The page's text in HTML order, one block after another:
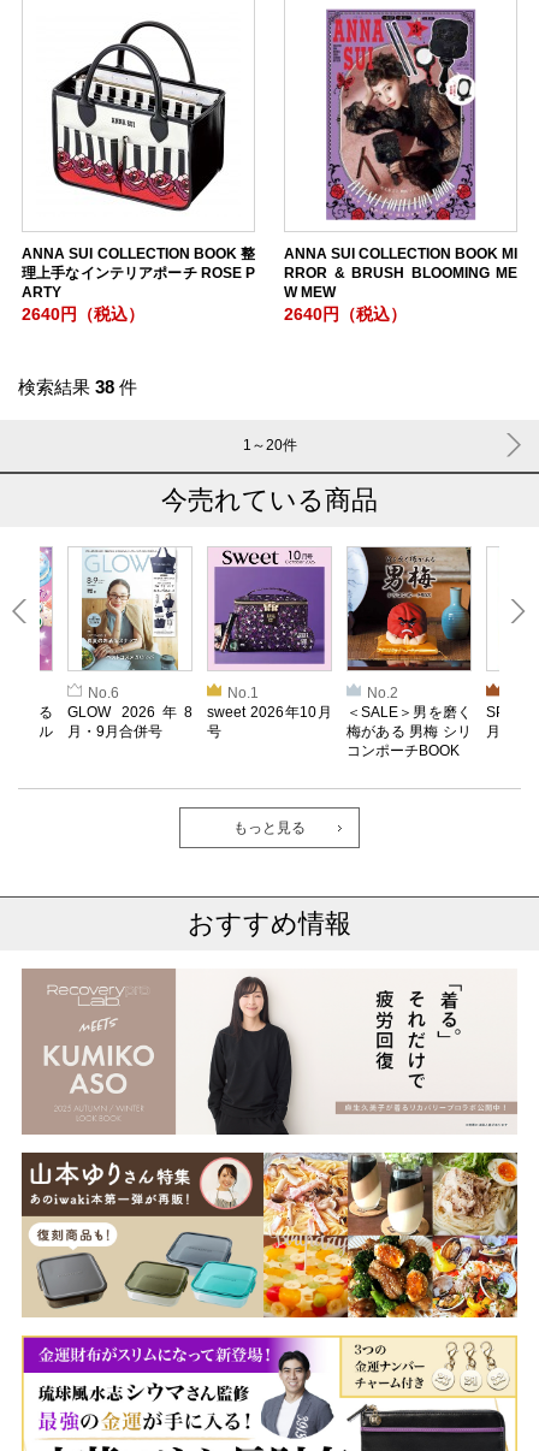
ANNA SUI COLLECTION BOOK 整
理上手なインテリアポーチ ROSE P
ARTY
2640円（税込）
ANNA SUI COLLECTION BOOK MI
RROR & BRUSH BLOOMING ME
W MEW
2640円（税込）
検索結果 38 件
1～20件
今売れている商品
ろける
メル
No.6
GLOW 2026年8
月・9月合併号
No.1
sweet 2026年10月
号
No.2
＜SALE＞男を磨く
梅がある 男梅 シリ
コンポーチBOOK
月号
もっと見る
おすすめ情報